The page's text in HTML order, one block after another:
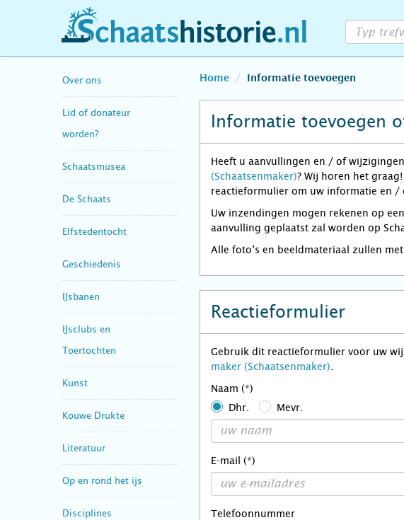
schaatshistorie.nl
Over ons
Lid of donateur
worden?
Schaatsmusea
De Schaats
Elfstedentocht
Geschiedenis
IJsbanen
IJsclubs en
Toertochten
Kunst
Kouwe Drukte
Literatuur
Op en rond het ijs
Disciplines
Home Informatie toevoegen
Informatie toevoegen
Heeft u aanvullingen en / of
(Schaatsenmaker)? Wij horen het
reactieformulier om uw informatie en /
Uw inzendingen mogen rekenen op
aanvulling geplaatst zal worden op
Alle foto’s en beeldmateriaal zullen
Reactieformulier
Gebruik dit reactieformulier voor uw
maker (Schaatsenmaker)
Naam (*)
Dhr.
Mevr.
E-mail (*)
Telefoonnummer